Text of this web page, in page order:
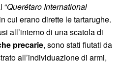
“Querétaro International
cui erano dirette le tartarughe.
all’interno di una scatola di
precarie, sono stati fiutati da
all’individuazione di armi,